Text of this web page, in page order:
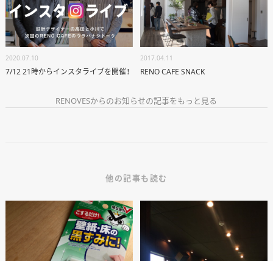
ABOUT US
STAFF BLOG
RECRUIT
2020.07.10
7/12 21時からインスタライブを開催！
2017.04.11
RENO CAFE SNACK
RENOVESからのお知らせの記事をもっと見る
他の記事も読む